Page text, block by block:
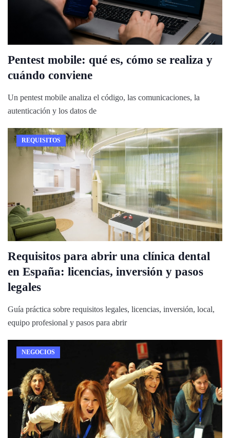
Pentest mobile: qué es, cómo se realiza y
cuándo conviene
Un pentest mobile analiza el código, las comunicaciones, la
autenticación y los datos de
REQUISITOS
Requisitos para abrir una clínica dental
en España: licencias, inversión y pasos
legales
Guía práctica sobre requisitos legales, licencias, inversión, local,
equipo profesional y pasos para abrir
NEGOCIOS